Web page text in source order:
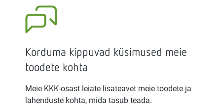
Korduma kippuvad küsimused meie
toodete kohta
Meie KKK-osast leiate lisateavet meie toodete ja
lahenduste kohta, mida tasub teada.